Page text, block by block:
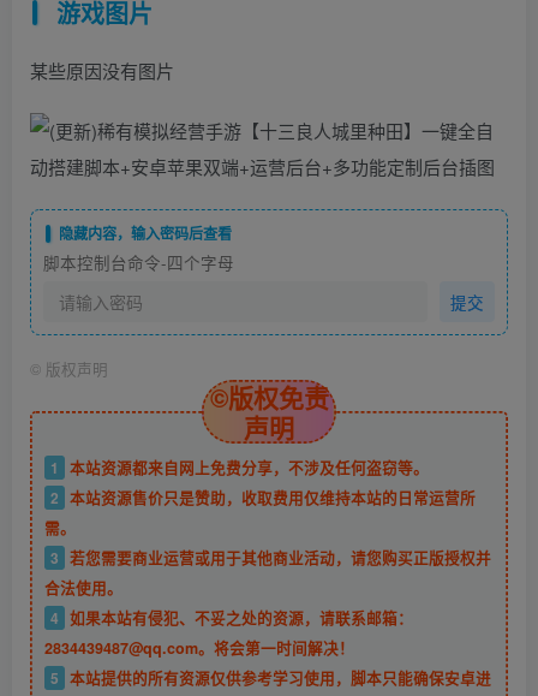
游戏图片
某些原因没有图片
隐藏内容，输入密码后查看
脚本控制台命令-四个字母
提交
© 版权声明
©版权免责
声明
1
本站资源都来自网上免费分享，不涉及任何盗窃等。
2 本站资源售价只是赞助，收取费用仅维持本站的日常运营所
需。
3 若您需要商业运营或用于其他商业活动，请您购买正版授权并
合法使用。
4 如果本站有侵犯、不妥之处的资源，请联系邮箱：
2834439487@qq.com。将会第一时间解决！
5 本站提供的所有资源仅供参考学习使用，脚本只能确保安卓进